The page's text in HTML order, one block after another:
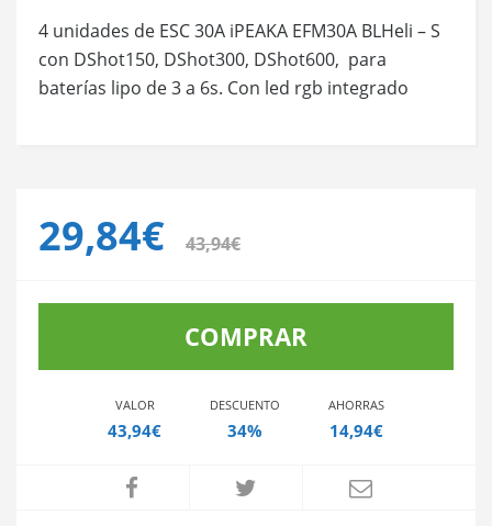
4 unidades de ESC 30A iPEAKA EFM30A BLHeli – S
con DShot150, DShot300, DShot600, para
baterías lipo de 3 a 6s. Con led rgb integrado
29,84€ 43,94€
COMPRAR
VALOR
43,94€
DESCUENTO
34%
AHORRAS
14,94€